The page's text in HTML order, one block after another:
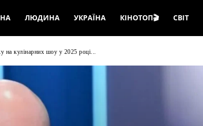
ЛЮДИНА УКРАЇНА КІНОТОП🎬 СВІТ
кулінарних шоу у 2025 році...